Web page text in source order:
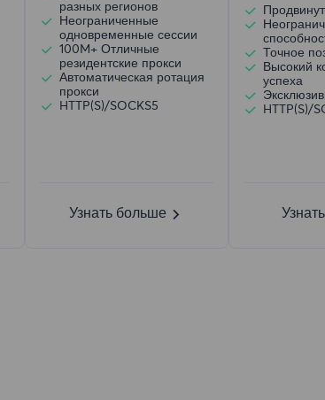
разных регионов
Неограниченные
одновременные сессии
100M+ Отличные
резидентские прокси
Автоматическая ротация
прокси
HTTP(S)/SOCKS5
Узнать больше
Точное
Высокий
успеха
HTTP(S)/